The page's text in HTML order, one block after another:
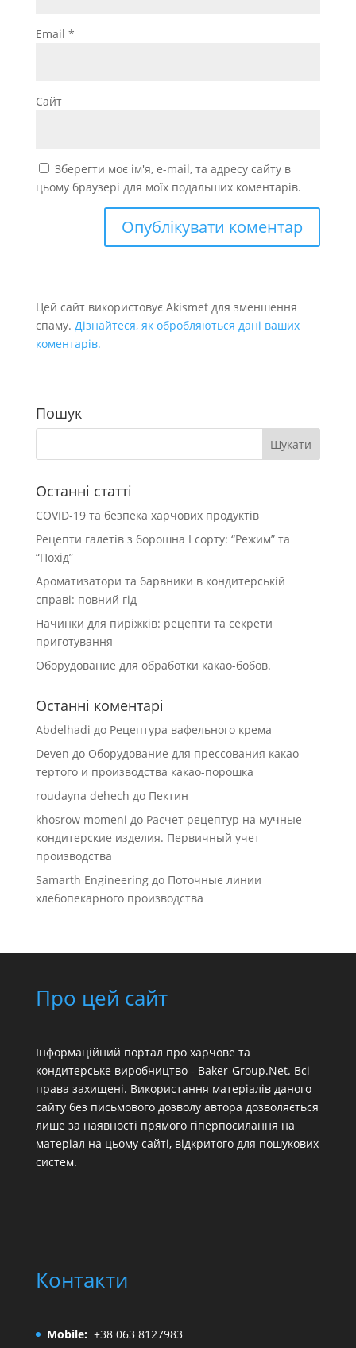
Email *
Сайт
Зберегти моє ім'я, e-mail, та адресу сайту в
цьому браузері для моїх подальших коментарів.
Цей сайт використовує Akismet для зменшення
спаму. Дізнайтеся, як обробляються дані ваших
коментарів.
Пошук
Останні статті
COVID-19 та безпека харчових продуктів
Рецепти галетів з борошна І сорту: “Режим” та
“Похід”
Ароматизатори та барвники в кондитерській
справі: повний гід
Начинки для пиріжків: рецепти та секрети
приготування
Оборудование для обработки какао-бобов.
Останні коментарі
Abdelhadi до Рецептура вафельного крема
Deven до Оборудование для прессования какао
тертого и производства какао-порошка
roudayna dehech до Пектин
khosrow momeni до Расчет рецептур на мучные
кондитерские изделия. Первичный учет
производства
Samarth Engineeringдо Поточные линии
хлебопекарного производства
Про цей сайт
Інформаційний портал про харчове та
кондитерське виробництво - Baker-Group.Net. Всі
права захищені. Використання матеріалів даного
сайту без письмового дозволу автора дозволяється
лише за наявності прямого гіперпосилання на
матеріал на цьому сайті, відкритого для пошукових
систем.
Контакти
Mobile: +38 063 8127983